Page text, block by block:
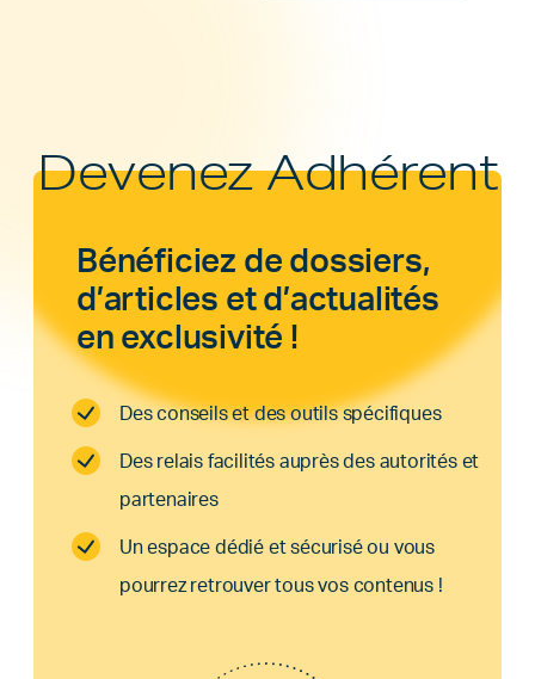
Devenez Adhérent
Bénéficiez de dossiers,
d’articles et d’actualités
en exclusivité !
Des conseils et des outils spécifiques
Des relais facilités auprès des autorités et
partenaires
Un espace dédié et sécurisé ou vous
pourrez retrouver tous vos contenus !